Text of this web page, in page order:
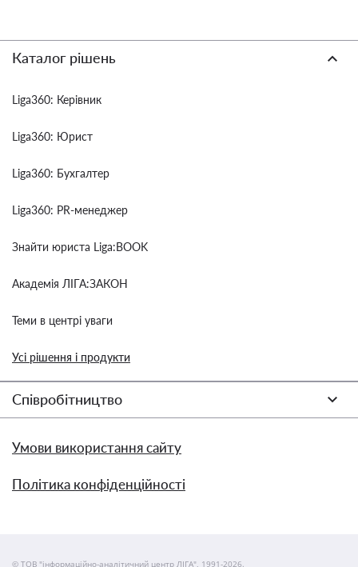
Каталог рішень
Liga360: Керівник
Liga360: Юрист
Liga360: Бухгалтер
Liga360: PR-менеджер
Знайти юриста Liga:BOOK
Академія ЛІГА:ЗАКОН
Теми в центрі уваги
Усі рішення і продукти
Співробітництво
Умови використання сайту
Політика конфіденційності
© ТОВ "інформаційно-аналітичний центр ЛІГА", 1991-2026.